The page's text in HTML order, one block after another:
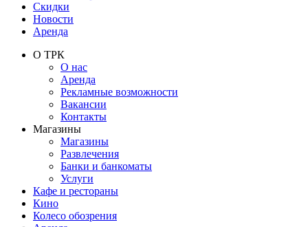
Скидки
Новости
Аренда
О ТРК
О нас
Аренда
Рекламные возможности
Вакансии
Контакты
Магазины
Магазины
Развлечения
Банки и банкоматы
Услуги
Кафе и рестораны
Кино
Колесо обозрения